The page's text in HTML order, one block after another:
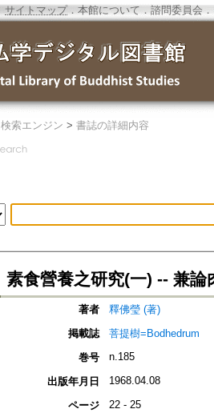
サイトマップ．本館について ． 諮問委員会 ．
検索エンジン > 書誌の詳細内容
素食營養之研究(一) -- 兼論
著者
釋佛瑩 (著)
掲載誌
菩提樹=Bodhedrum
巻号
n.185
出版年月日 1968.04.08
ページ 22 - 25